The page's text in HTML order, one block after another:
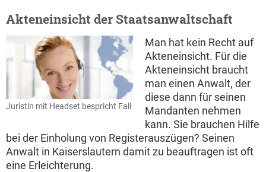
Akteneinsicht der Staatsanwaltschaft
Juristin mit Headset bespricht Fall
Man hat kein Recht auf
Akteneinsicht. Für die
Akteneinsicht braucht
man einen Anwalt, der
diese dann für seinen
Mandanten nehmen
kann. Sie brauchen Hilfe
bei der Einholung von Registerauszügen? Seinen
Anwalt in Kaiserslautern damit zu beauftragen ist oft
eine Erleichterung.